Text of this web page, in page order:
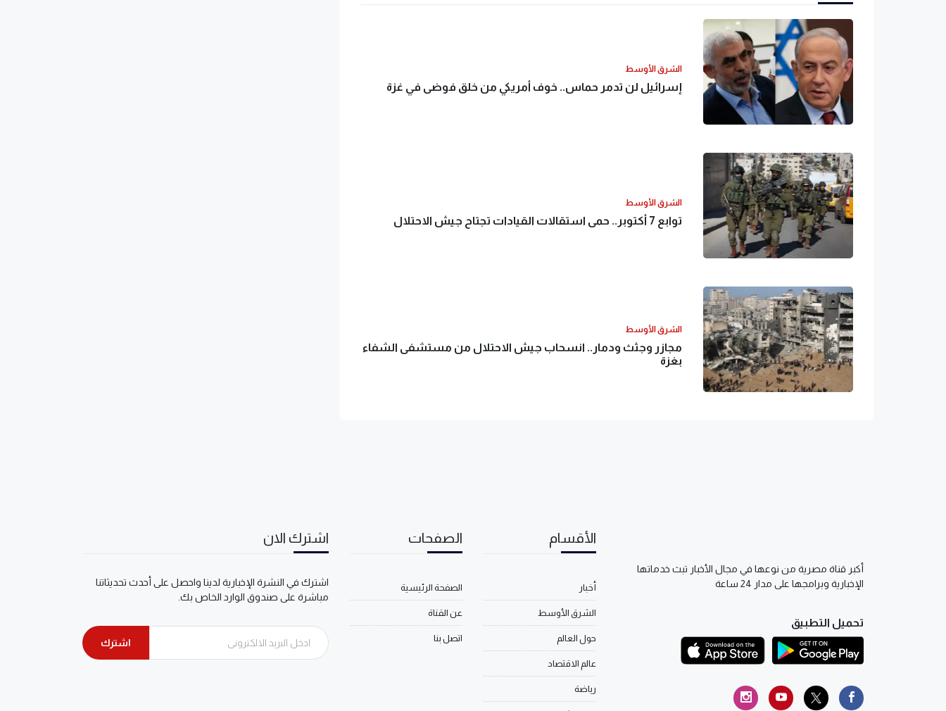
الشرق الأوسط
إسرائيل لن تدمر حماس.. خوف أمريكي من خلق فوضى في غزة
الشرق الأوسط
توابع 7 أكتوبر.. حمى استقالات القيادات تجتاح جيش الاحتلال
الشرق الأوسط
مجازر وجثث ودمار.. انسحاب جيش الاحتلال من مستشفى الشفاء
بغزة
أكبر قناة مصرية من نوعها في مجال الأخبار تبث خدماتها
الإخبارية وبرامجها على مدار 24 ساعة
تحميل التطبيق
الأقسام
أخبار
الشرق الأوسط
حول العالم
عالم الاقتصاد
رياضة
الصفحات
الصفحة الرئيسية
عن القناة
اتصل بنا
اشترك الان
اشترك في النشرة الإخبارية لدينا واحصل على أحدث تحديثاتنا
مباشرة على صندوق الوارد الخاص بك.
اشترك